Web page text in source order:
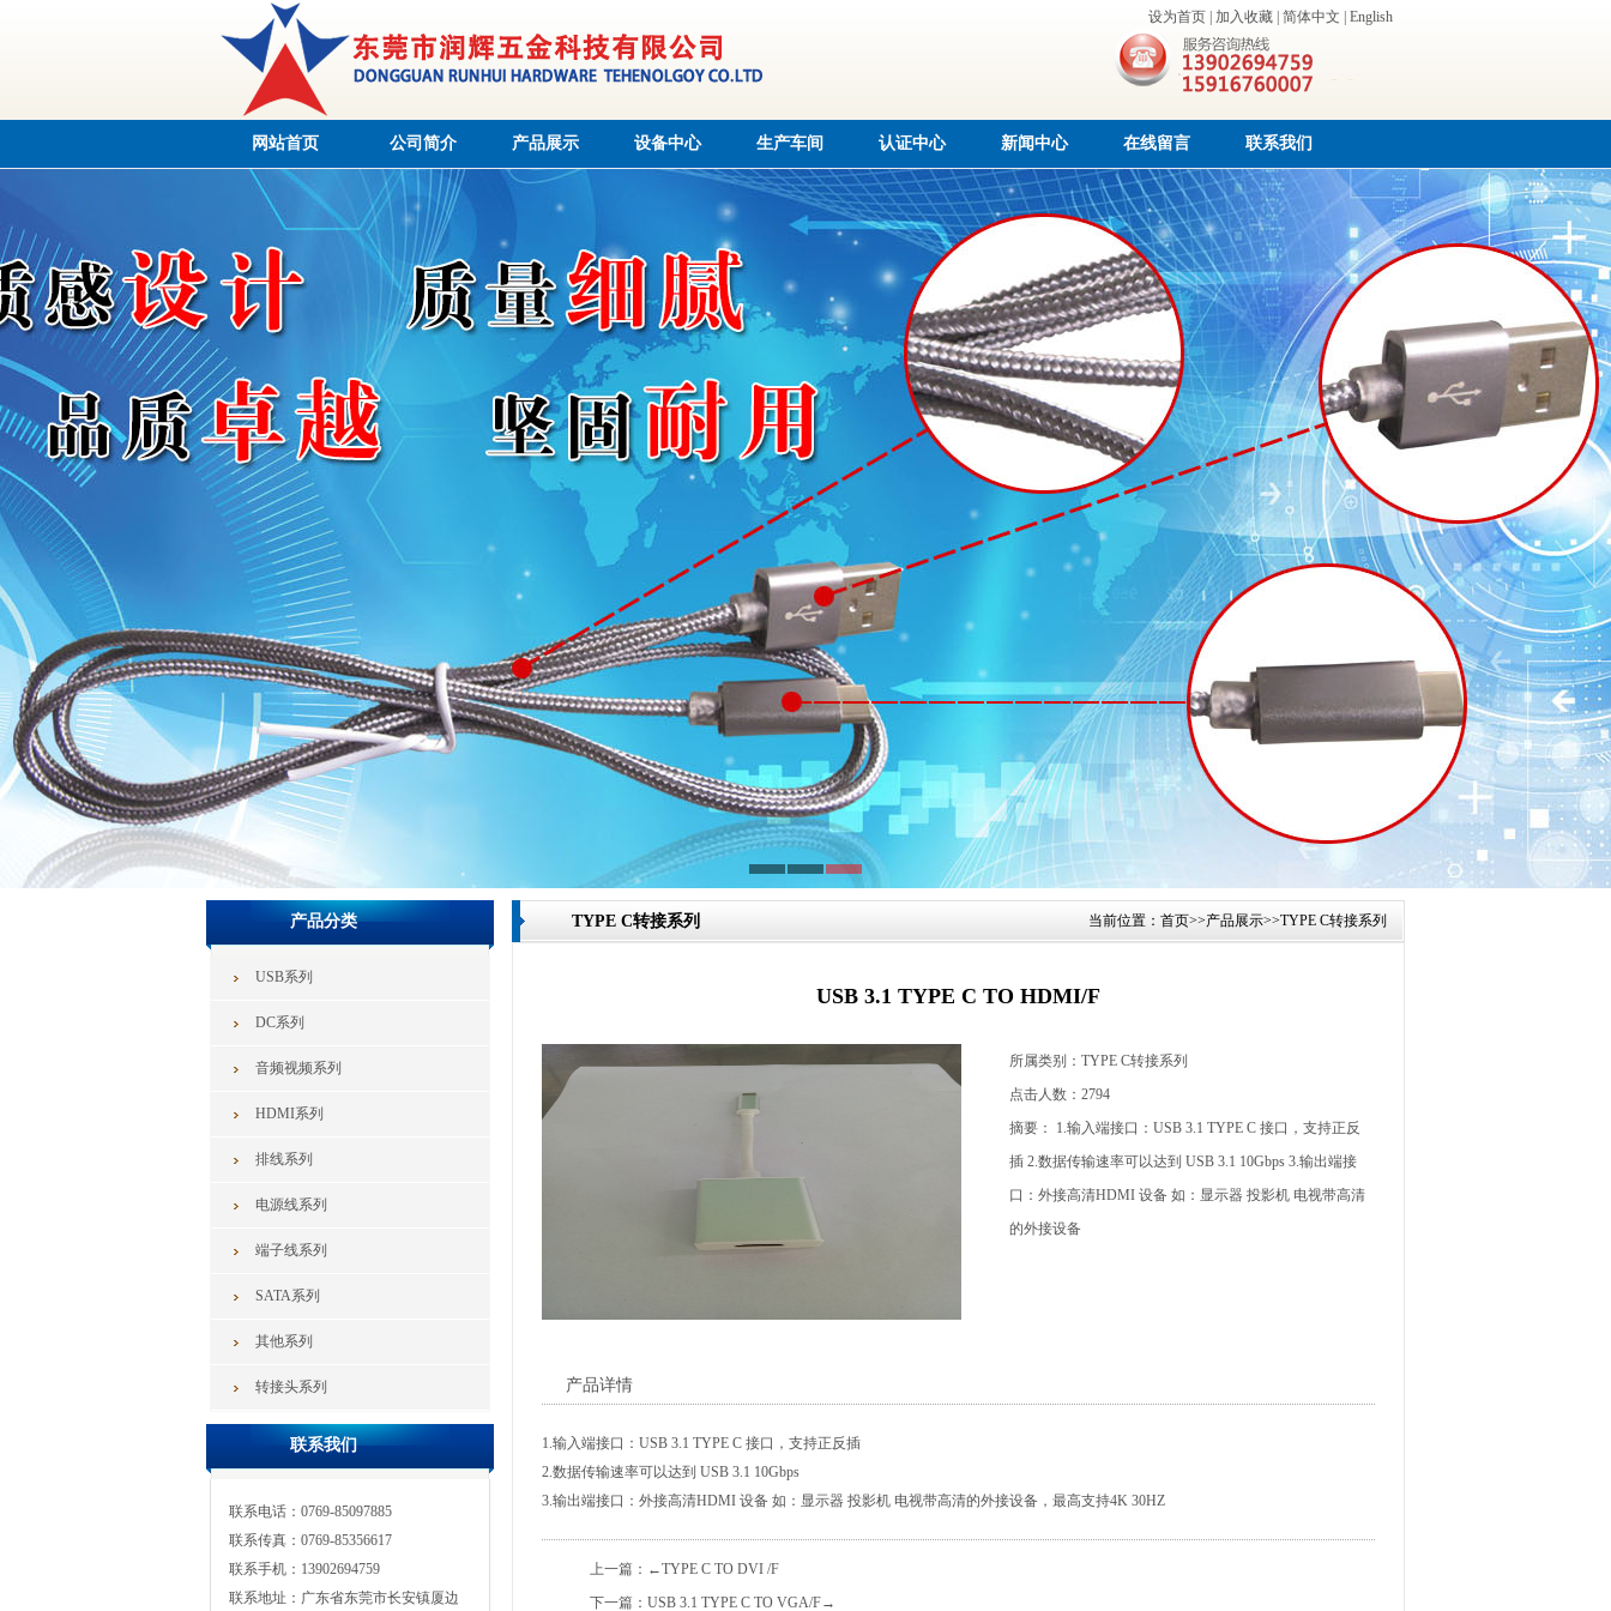
设为首页 加入收藏 简体中文 English
网站首页 公司简介 产品展示 设备中心 生产车间 认证中心 新闻中心 在线留言 联系我们
1
产品分类
USB系列
DC系列
音频视频系列
HDMI系列
排线系列
电源线系列
端子线系列
SATA系列
其他系列
转接头系列
联系我们
联系电话：0769-85097885
联系传真：0769-85356617
联系手机：13902694759
联系地址：广东省东莞市长安镇厦边
当前位置： 首页>>产品展示>>TYPE C转接系列
TYPE C转接系列
USB 3.1 TYPE C TO HDMI/F
所属类别：TYPE C转接系列
点击人数：2794
摘要： 1.输入端接口：USB 3.1 TYPE C 接口，支持正反
插 2.数据传输速率可以达到 USB 3.1 10Gbps 3.输出端接
口：外接高清HDMI 设备 如：显示器 投影机 电视带高清
的外接设备
产品详情
1.输入端接口：USB 3.1 TYPE C 接口，支持正反插
2.数据传输速率可以达到 USB 3.1 10Gbps
3.输出端接口：外接高清HDMI 设备 如：显示器 投影机 电视带高清的外接设备，最高支持4K 30HZ
上一篇： ←TYPE C TO DVI /F
下一篇： USB 3.1 TYPE C TO VGA/F→